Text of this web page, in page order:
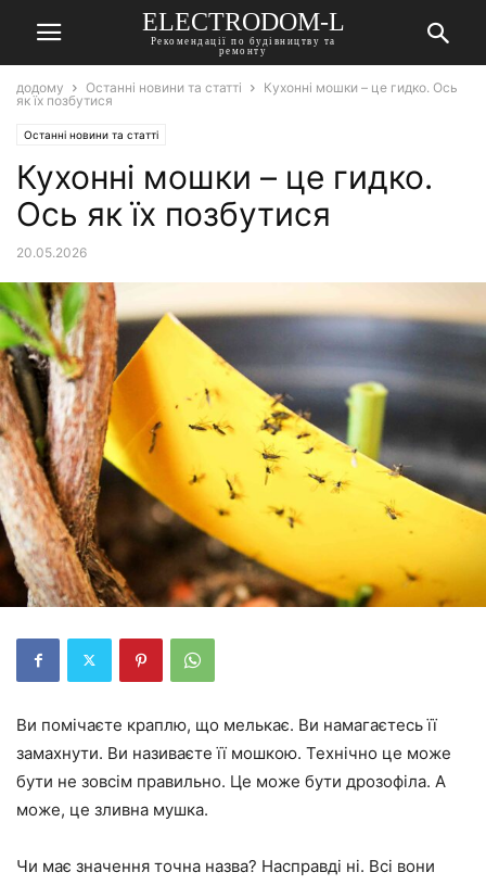
ELECTRODOM-L
Рекомендації по будівництву та
ремонту
додому Останні новини та статті
Кухонні мошки – це гидко. Ось
як їх позбутися
Останні новини та статті
Кухонні мошки – це гидко.
Ось як їх позбутися
20.05.2026
Ви помічаєте краплю, що мелькає. Ви намагаєтесь її
замахнути. Ви називаєте її мошкою. Технічно це може
бути не зовсім правильно. Це може бути дрозофіла. А
може, це зливна мушка.
Чи має значення точна назва? Насправді ні. Всі вони